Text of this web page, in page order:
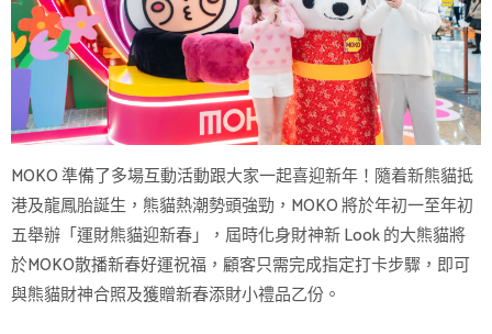
MOKO 準備了多場互動活動跟大家一起喜迎新年！隨着新熊貓抵
港及龍鳳胎誕生，熊貓熱潮勢頭強勁，MOKO 將於年初一至年初
五舉辦「運財熊貓迎新春」，屆時化身財神新 Look 的大熊貓將
於MOKO散播新春好運祝福，顧客只需完成指定打卡步驟，即可
與熊貓財神合照及獲贈新春添財小禮品乙份。